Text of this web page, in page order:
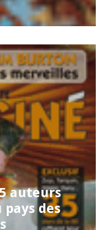
auteurs
des